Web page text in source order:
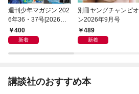
週刊少年マガジン 202
6年36・37号[2026年8
月5日発売]
400
新着
別冊ヤングチャンピオ
ン2026年9月号
489
新着
講談社のおすすめ本